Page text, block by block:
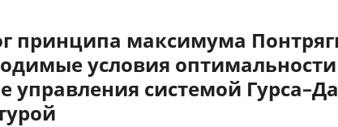
принципа максимума
условия
управления системой